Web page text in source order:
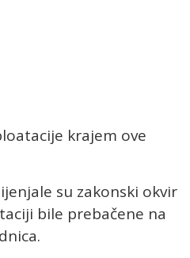
krajem ove
su zakonski okvir
bile prebačene na